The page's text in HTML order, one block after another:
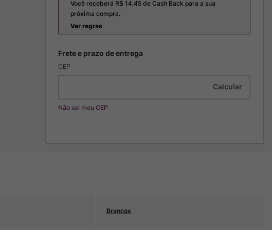
Você receberá R$ 14,45de Cash Back para a sua
próxima compra.
Ver regras
CEP
Não sei meu CEP
Brancos